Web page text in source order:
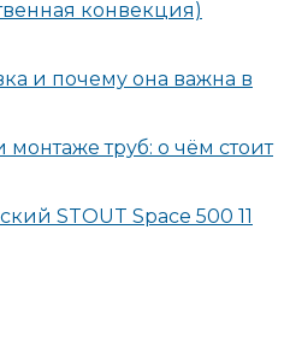
конвекция)
и почему она важна в
труб: о чём стоит
STOUT Space 500 11